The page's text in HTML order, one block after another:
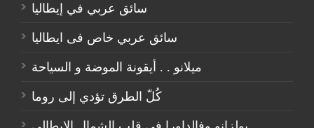
سائق عربي في إيطاليا
سائق عربي خاص فى ايطاليا
كُلّ الطرق تؤدي إلى روما